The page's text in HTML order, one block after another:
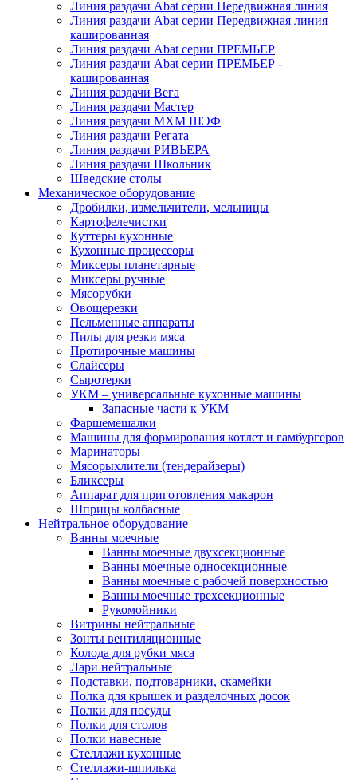
Линия раздачи Abat серии Передвижная линия
Линия раздачи Abat серии Передвижная линия
кашированная
Линия раздачи Abat серии ПРЕМЬЕР
Линия раздачи Abat серии ПРЕМЬЕР -
кашированная
Линия раздачи Вега
Линия раздачи Мастер
Линия раздачи МХМ ШЭФ
Линия раздачи Регата
Линия раздачи РИВЬЕРА
Линия раздачи Школьник
Шведские столы
Механическое оборудование
Дробилки, измельчители, мельницы
Картофелечистки
Куттеры кухонные
Кухонные процессоры
Миксеры планетарные
Миксеры ручные
Мясорубки
Овощерезки
Пельменные аппараты
Пилы для резки мяса
Протирочные машины
Слайсеры
Сыротерки
УКМ – универсальные кухонные машины
Запасные части к УКМ
Фаршемешалки
Машины для формирования котлет и гамбургеров
Маринаторы
Мясорыхлители (тендерайзеры)
Бликсеры
Аппарат для приготовления макарон
Шприцы колбасные
Нейтральное оборудование
Ванны моечные
Ванны моечные двухсекционные
Ванны моечные односекционные
Ванны моечные с рабочей поверхностью
Ванны моечные трехсекционные
Рукомойники
Витрины нейтральные
Зонты вентиляционные
Колода для рубки мяса
Лари нейтральные
Подставки, подтоварники, скамейки
Полка для крышек и разделочных досок
Полки для посуды
Полки для столов
Полки навесные
Стеллажи кухонные
Стеллажи-шпилька